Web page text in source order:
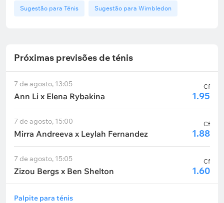
Sugestão para Ténis Sugestão para Wimbledon
Próximas previsões de ténis
7 de agosto, 13:05
Ann Li x Elena Rybakina
Cf
1.95
7 de agosto, 15:00
Mirra Andreeva x Leylah Fernandez
Cf
1.88
7 de agosto, 15:05
Zizou Bergs x Ben Shelton
Cf
1.60
Palpite para ténis